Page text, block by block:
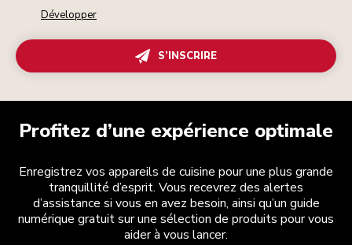
Développer
S’INSCRIRE
Profitez d’une expérience optimale
Enregistrez vos appareils de cuisine pour une plus grande
tranquillité d’esprit. Vous recevrez des alertes
d’assistance si vous en avez besoin, ainsi qu’un guide
numérique gratuit sur une sélection de produits pour vous
aider à vous lancer.